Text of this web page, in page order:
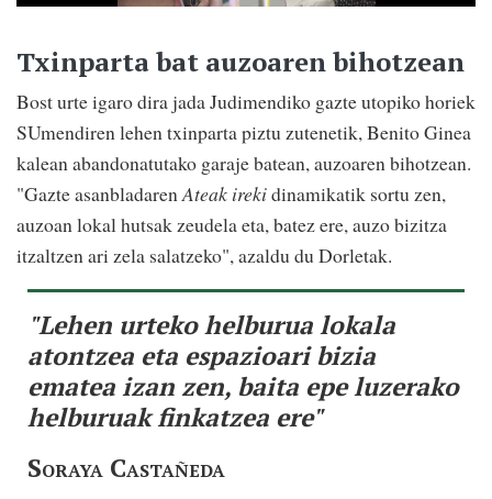
Txinparta bat auzoaren bihotzean
Bost urte igaro dira jada Judimendiko gazte utopiko horiek
SUmendiren lehen txinparta piztu zutenetik, Benito Ginea
kalean abandonatutako garaje batean, auzoaren bihotzean.
"Gazte asanbladaren Ateak irekidinamikatik sortu zen,
auzoan lokal hutsak zeudela eta, batez ere, auzo bizitza
itzaltzen ari zela salatzeko", azaldu du Dorletak.
"Lehen urteko helburua lokala
atontzea eta espazioari bizia
ematea izan zen, baita epe luzerako
helburuak finkatzea ere"
Soraya Castañeda